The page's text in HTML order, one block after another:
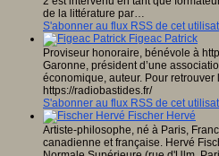
de la littérature par…
S'abonner au flux RSS de cet
Figeac Patrick
Proviseur honoraire, bénévole à
Garonne, président d’une
économique, auteur. Pour
https://radiobastides.fr/
S'abonner au flux RSS de cet
Fischer Hervé
Artiste-philosophe, né à Paris,
canadienne et française. Hervé